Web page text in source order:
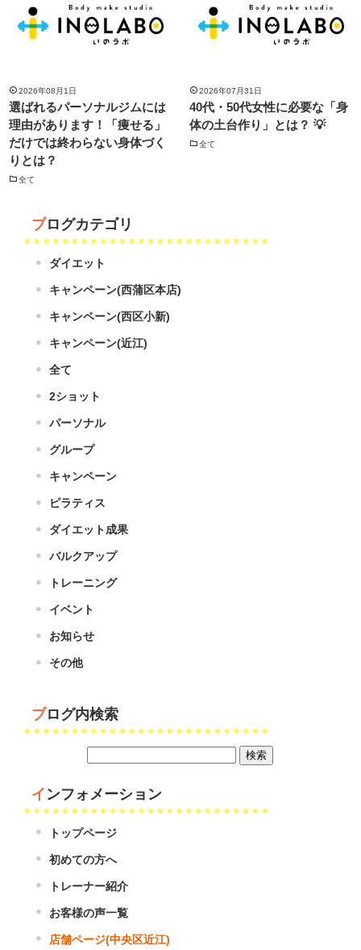
2026年08月1日
選ばれるパーソナルジムには
理由があります！「痩せる」
だけでは終わらない身体づく
りとは？
全て
2026年07月31日
40代・50代女性に必要な「身
体の土台作り」とは？ 💡
全て
ブログカテゴリ
ダイエット
キャンペーン(西蒲区本店)
キャンペーン(西区小新)
キャンペーン(近江)
全て
2ショット
パーソナル
グループ
キャンペーン
ピラティス
ダイエット成果
バルクアップ
トレーニング
イベント
お知らせ
その他
ブログ内検索
インフォメーション
トップページ
初めての方へ
トレーナー紹介
お客様の声一覧
店舗ページ(中央区近江)